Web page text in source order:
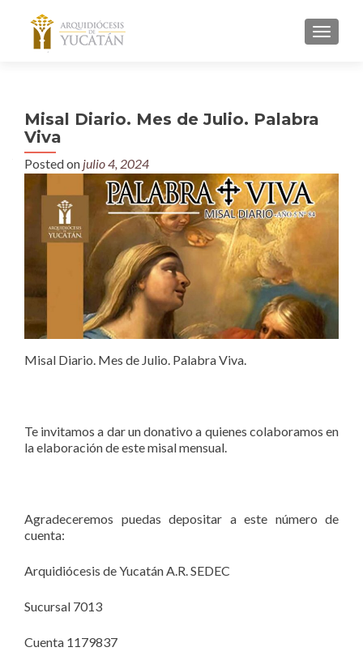
MENU
Misal Diario. Mes de Julio. Palabra
Viva
Posted on julio 4, 2024
Misal Diario. Mes de Julio. Palabra Viva.
Te invitamos a dar un donativo a quienes colaboramos en
la elaboración de este misal mensual.
Agradeceremos puedas depositar a este número de
cuenta:
Arquidiócesis de Yucatán A.R. SEDEC
Sucursal 7013
Cuenta 1179837